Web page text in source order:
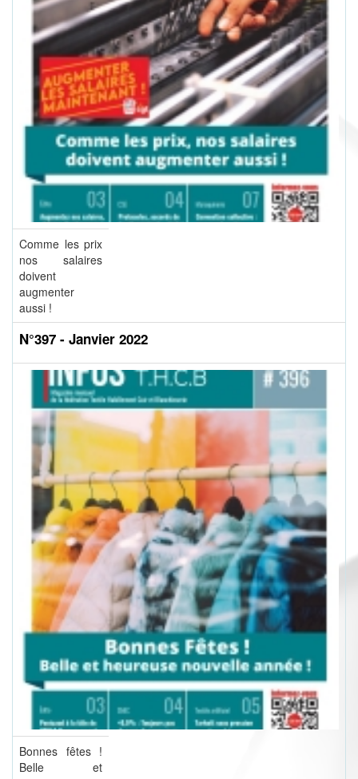
Comme les prix
nos salaires
doivent
augmenter
aussi !
N°397 - Janvier 2022
Bonnes fêtes !
Belle et